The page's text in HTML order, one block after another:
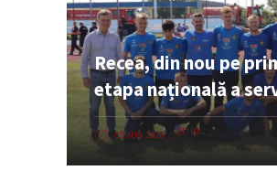
Recea, din nou pe
etapa națională a
05 AUG. 2026 ȘTIRI